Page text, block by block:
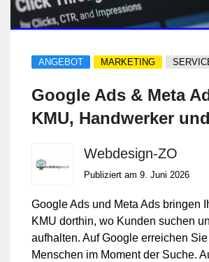
ANGEBOT MARKETING
Google Ads & Meta
KMU, Handwerker
Webdesign-ZO
Publiziert am 9. Juni 2026
Google Ads und Meta Ads bringen
KMU dorthin, wo Kunden suchen
aufhalten. Auf Google erreichen Sie
Menschen im Moment der Suche.